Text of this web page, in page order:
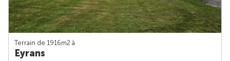
Terrain de 1916m2 à
Eyrans